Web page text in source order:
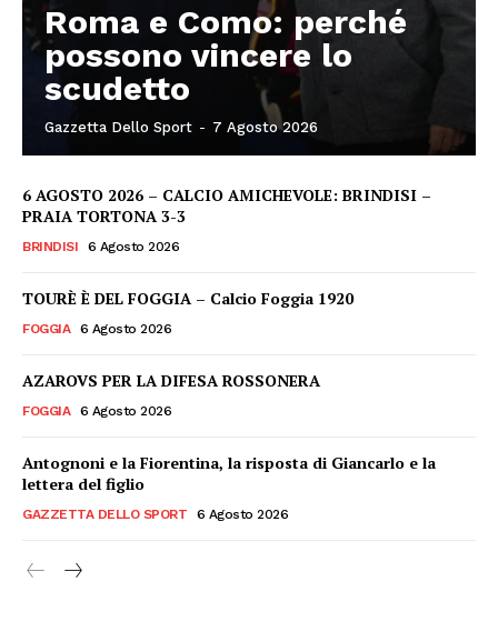
Roma e Como: perché
possono vincere lo
scudetto
Gazzetta Dello Sport - 7 Agosto 2026
6 AGOSTO 2026 – CALCIO AMICHEVOLE: BRINDISI –
PRAIA TORTONA 3-3
BRINDISI 6 Agosto 2026
TOURÈ È DEL FOGGIA – Calcio Foggia 1920
FOGGIA 6 Agosto 2026
AZAROVS PER LA DIFESA ROSSONERA
FOGGIA 6 Agosto 2026
Antognoni e la Fiorentina, la risposta di Giancarlo e la
lettera del figlio
GAZZETTA DELLO SPORT 6 Agosto 2026